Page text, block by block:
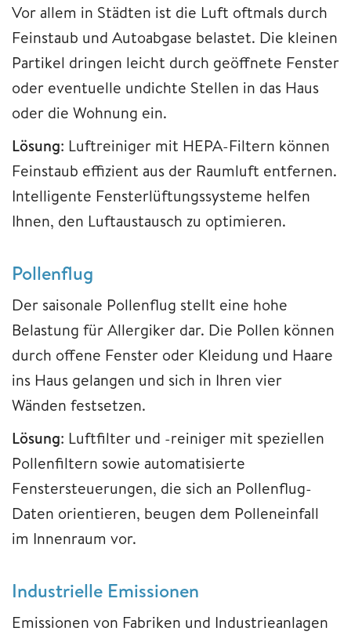
Vor allem in Städten ist die Luft oftmals durch
Feinstaub und Autoabgase belastet. Die kleinen
Partikel dringen leicht durch geöffnete Fenster
oder eventuelle undichte Stellen in das Haus
oder die Wohnung ein.
Lösung: Luftreiniger mit HEPA-Filtern können
Feinstaub effizient aus der Raumluft entfernen.
Intelligente Fensterlüftungssysteme helfen
Ihnen, den Luftaustausch zu optimieren.
Pollenflug
Der saisonale Pollenflug stellt eine hohe
Belastung für Allergiker dar. Die Pollen können
durch offene Fenster oder Kleidung und Haare
ins Haus gelangen und sich in Ihren vier
Wänden festsetzen.
Lösung: Luftfilter und -reiniger mit speziellen
Pollenfiltern sowie automatisierte
Fenstersteuerungen, die sich an Pollenflug-
Daten orientieren, beugen dem Polleneinfall
im Innenraum vor.
Industrielle Emissionen
Emissionen von Fabriken und Industrieanlagen